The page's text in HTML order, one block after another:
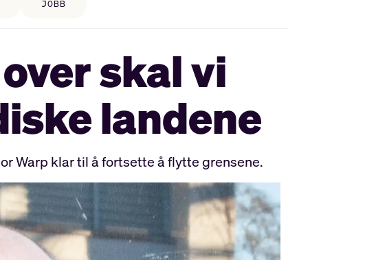
JOBB
skal vi
landene
Warp klar til å fortsette å flytte grensene.